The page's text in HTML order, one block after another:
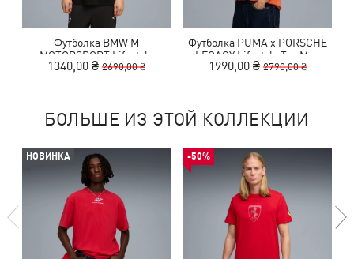
Футболка BMW M
MOTORSPORT Lifestyle
Relaxed Tee Men
1340,00 ₴ 2690,00 ₴
Футболка PUMA x PORSCHE
LEGACY Lifestyle Tee Men
1990,00 ₴ 2790,00 ₴
БОЛЬШЕ ИЗ ЭТОЙ КОЛЛЕКЦИИ
НОВИНКА -50%